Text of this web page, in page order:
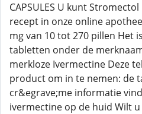
CAPSULES U kunt
recept in onze online
mg van 10 tot 270 pillen Het
tabletten onder de
merkloze Ivermectine Deze
product om in te nemen: de
cr&egrave;me informatie
ivermectine op de huid Wilt